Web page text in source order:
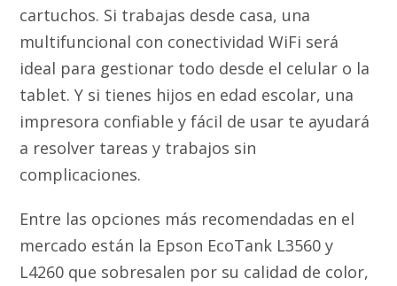
cartuchos. Si trabajas desde casa, una
multifuncional con conectividad WiFi será
ideal para gestionar todo desde el celular o la
tablet. Y si tienes hijos en edad escolar, una
impresora confiable y fácil de usar te ayudará
a resolver tareas y trabajos sin
complicaciones.
Entre las opciones más recomendadas en el
mercado están la Epson EcoTank L3560 y
L4260 que sobresalen por su calidad de color,